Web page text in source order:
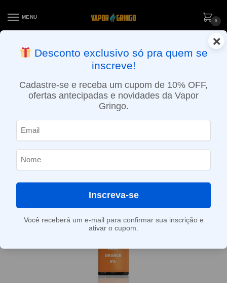
MENU
0
ENTREGA NO MESMO DIA EM SÃO PAULO (SEG A SEX): PEDIDOS
APROVADOS ATÉ 15:30 VIA MOTOBOY
×
Desconto exclusivo só pra quem se
inscreve!
Cadastre-se e receba um cupom de 10% OFF,
ofertas antecipadas e novidades da Vapor
Gringo.
Inscreva-se
Você receberá um e-mail para confirmar sua inscrição e
ativar o cupom.